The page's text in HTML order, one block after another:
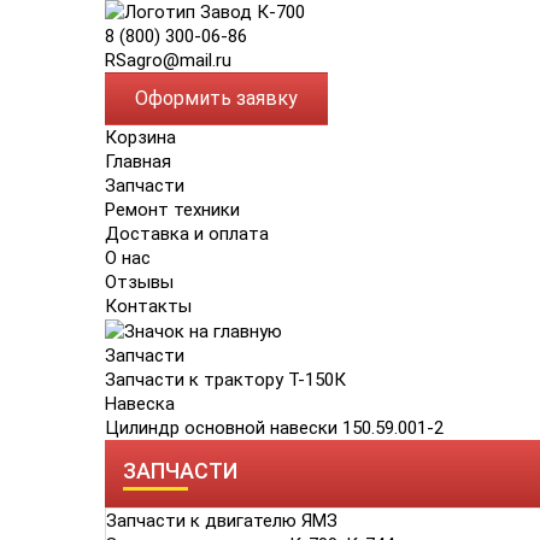
8 (800) 300-06-86
RSagro@mail.ru
Оформить заявку
Корзина
Главная
Запчасти
Ремонт техники
Доставка и оплата
О нас
Отзывы
Контакты
Запчасти
Запчасти к трактору Т-150К
Навеска
Цилиндр основной навески 150.59.001-2
ЗАПЧАСТИ
Запчасти к двигателю ЯМЗ